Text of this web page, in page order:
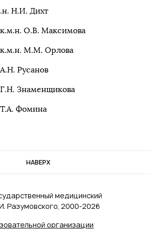
Н.И. Дихт
О.В. Максимова
М.М. Орлова
Русанов
Знаменщикова
Фомина
НАВЕРХ
организации
медицинский
Разумовского, 2000‑2026